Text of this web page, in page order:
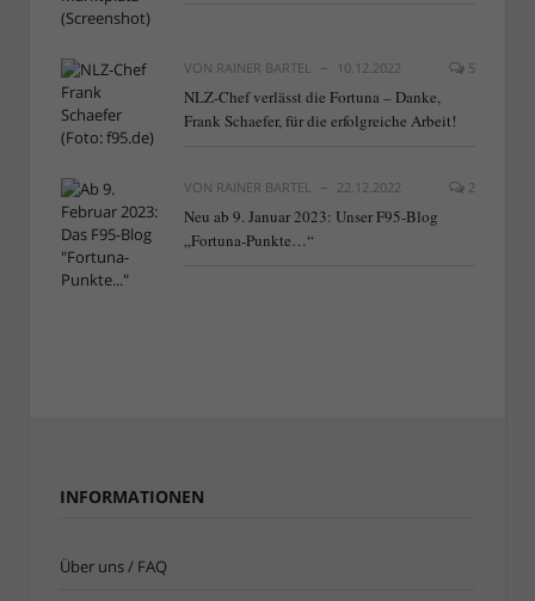
VON RAINER BARTEL 10.12.2022 5
NLZ-Chef verlässt die Fortuna – Danke,
Frank Schaefer, für die erfolgreiche Arbeit!
VON RAINER BARTEL 22.12.2022 2
Neu ab 9. Januar 2023: Unser F95-Blog
„Fortuna-Punkte…“
INFORMATIONEN
Über uns / FAQ